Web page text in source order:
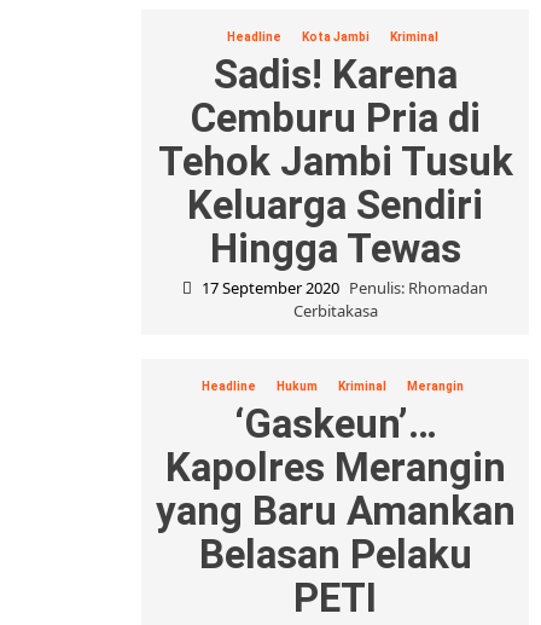
Headline Kota Jambi Kriminal
Sadis! Karena
Cemburu Pria di
Tehok Jambi Tusuk
Keluarga Sendiri
Hingga Tewas
17 September 2020 Penulis: Rhomadan
Cerbitakasa
Headline Hukum Kriminal Merangin
‘Gaskeun’…
Kapolres Merangin
yang Baru Amankan
Belasan Pelaku
PETI